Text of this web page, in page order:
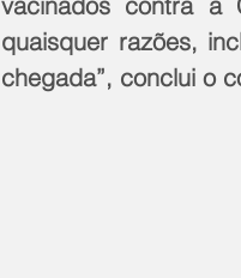
quaisquer razões,
chegada”, conclui o